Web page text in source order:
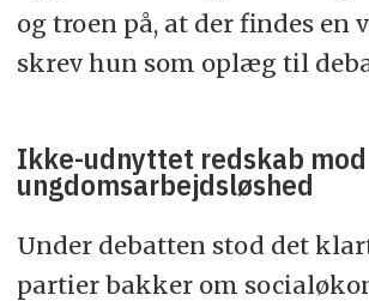
og troen på, at der findes en
skrev hun som oplæg til
Ikke-udnyttet redskab mod
ungdomsarbejdsløshed
Under debatten stod det
partier bakker om